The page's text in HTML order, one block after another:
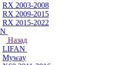
RX 2003-2008
RX 2009-2015
RX 2015-2022
Назад
LIFAN
Myway